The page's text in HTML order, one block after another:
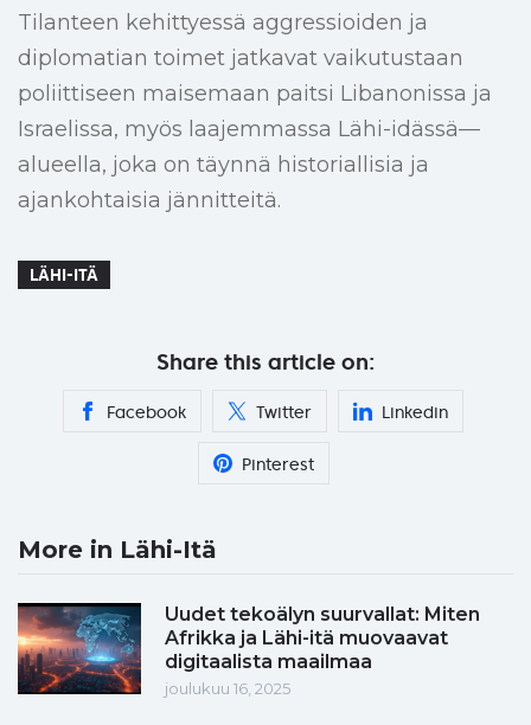
Tilanteen kehittyessä aggressioiden ja
diplomatian toimet jatkavat vaikutustaan
poliittiseen maisemaan paitsi Libanonissa ja
Israelissa, myös laajemmassa Lähi-idässä—
alueella, joka on täynnä historiallisia ja
ajankohtaisia jännitteitä.
LÄHI-ITÄ
Share this article on:
Facebook Twitter Linkedin
Pinterest
More in Lähi-Itä
Uudet tekoälyn suurvallat: Miten
Afrikka ja Lähi-itä muovaavat
digitaalista maailmaa
joulukuu 16, 2025